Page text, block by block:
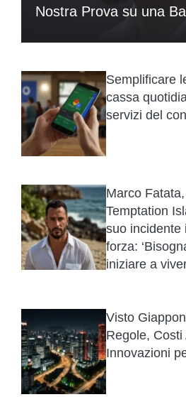
Nostra Prova su una
Semplificare
cassa
servizi del
Marco
Temptation
suo incidente
forza:
iniziare a
Visto
Regole,
Innovazioni